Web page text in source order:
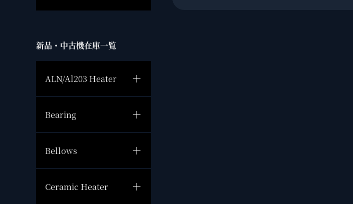
新品・中古機在庫一覧
ALN/Al203 Heater
Bearing
Bellows
Ceramic Heater